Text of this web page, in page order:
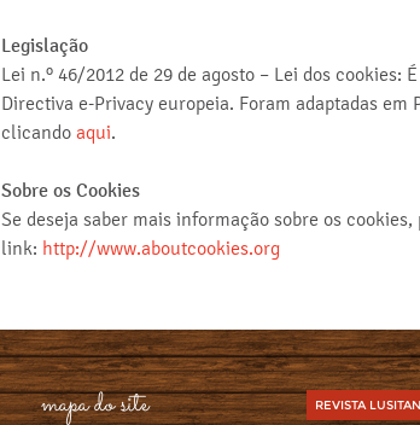
Legislação
Lei n.º 46/2012 de 29 de agosto – Lei dos cookies:
Directiva e-Privacy europeia. Foram adaptadas
clicando aqui.
Sobre os Cookies
Se deseja saber mais informação sobre os
link: http://www.aboutcookies.org
mapa do site REVISTA